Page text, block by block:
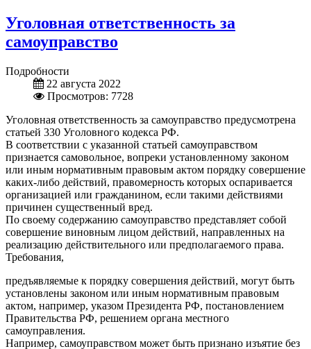
Уголовная ответственность за
самоуправство
Подробности
22 августа 2022
Просмотров: 7728
Уголовная ответственность за самоуправство предусмотрена
статьей 330 Уголовного кодекса РФ.
В соответствии с указанной статьей самоуправством
признается самовольное, вопреки установленному законом
или иным нормативным правовым актом порядку совершение
каких-либо действий, правомерность которых оспаривается
организацией или гражданином, если такими действиями
причинен существенный вред.
По своему содержанию самоуправство представляет собой
совершение виновным лицом действий, направленных на
реализацию действительного или предполагаемого права.
Требования,
предъявляемые к порядку совершения действий, могут быть
установлены законом или иным нормативным правовым
актом, например, указом Президента РФ, постановлением
Правительства РФ, решением органа местного
самоуправления.
Например, самоуправством может быть признано изъятие без